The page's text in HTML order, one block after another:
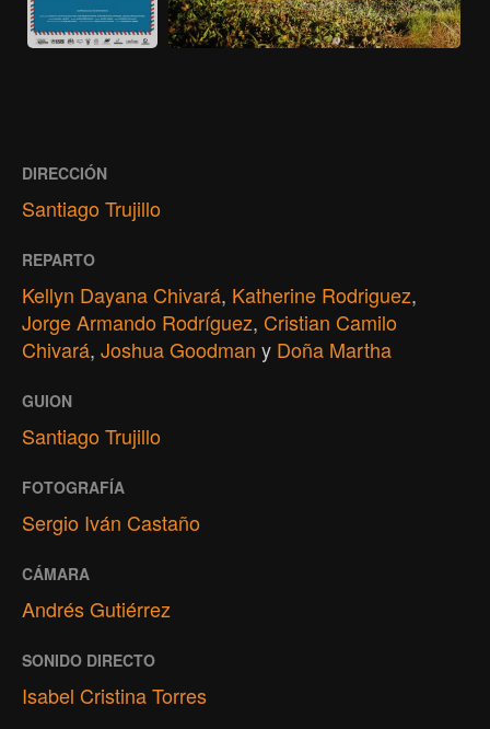
DIRECCIÓN
Santiago Trujillo
REPARTO
Kellyn Dayana Chivará, Katherine Rodriguez,
Jorge Armando Rodríguez, Cristian Camilo
Chivará, Joshua Goodman y Doña Martha
GUION
Santiago Trujillo
FOTOGRAFÍA
Sergio Iván Castaño
CÁMARA
Andrés Gutiérrez
SONIDO DIRECTO
Isabel Cristina Torres